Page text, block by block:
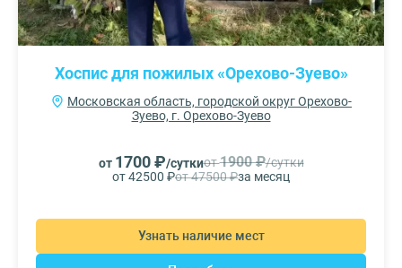
Хоспис для пожилых «Орехово-Зуево»
Московская область, городской округ Орехово-
Зуево, г. Орехово-Зуево
от 1700 ₽/суткиот1900 ₽/сутки
от 42500 ₽от 47500 ₽за месяц
Узнать наличие мест